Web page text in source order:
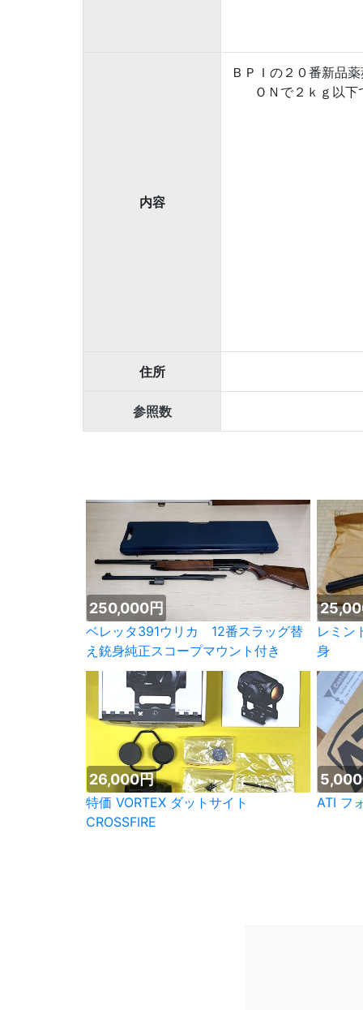
内容
ＢＰＩの２０番新品
ＯＮで２ｋｇ以
住所
参照数
250,000円
ベレッタ391ウリカ 12番スラッグ替
え銃身純正スコープマウント付き
レミントン870
身
26,000円
特価 VORTEX ダットサイト
CROSSFIRE
ATI フ